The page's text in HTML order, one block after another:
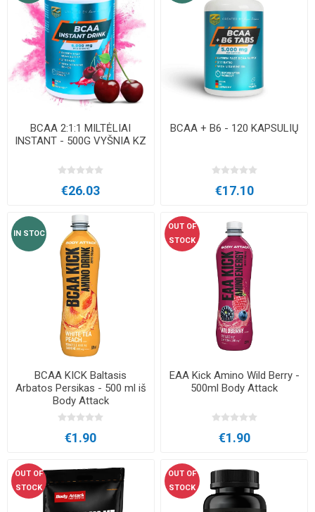
BCAA 2:1:1 MILTĖLIAI
INSTANT - 500G VYŠNIA KZ
€26.03
BCAA + B6 - 120 KAPSULIŲ
€17.10
IN STOC
BCAA KICK Baltasis
Arbatos Persikas - 500 ml iš
Body Attack
€1.90
OUT OF
STOCK
EAA Kick Amino Wild Berry -
500ml Body Attack
€1.90
OUT OF
STOCK
OUT OF
STOCK